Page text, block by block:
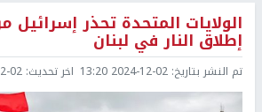
الولايات المتحدة تحذر
إطلاق النار في لبنان
تم النشر بتاريخ: 2024-12-02 13:20 اخر تحديث: 13:57